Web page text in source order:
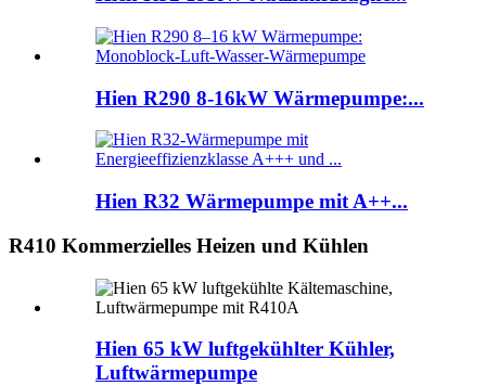
Hien R290 8-16kW Wärmepumpe:...
Hien R32 Wärmepumpe mit A++...
R410 Kommerzielles Heizen und Kühlen
Hien 65 kW luftgekühlter Kühler,
Luftwärmepumpe